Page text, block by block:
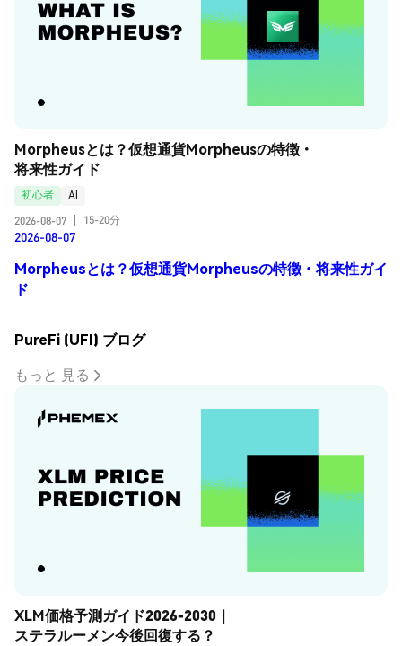
Morpheusとは？仮想通貨Morpheusの特徴・
将来性ガイド
初心者
AI
2026-08-07
15-20分
2026-08-07
Morpheusとは？仮想通貨Morpheusの特徴・将来性ガイ
ド
PureFi (UFI) ブログ
もっと 見る
XLM価格予測ガイド2026-2030｜
ステラルーメン今後回復する？